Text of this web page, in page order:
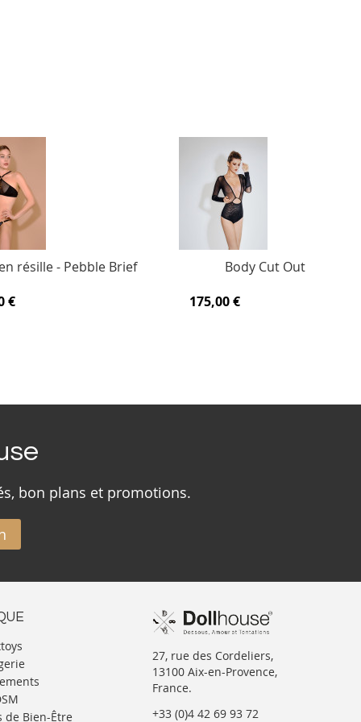
résille - Pebble Brief
€
Body Cut Out
175,00 €
bon plans et promotions.
de Bien-Être
27, rue des Cordeliers,
13100 Aix-en-Provence,
France.
+33 (0)4 42 69 93 72